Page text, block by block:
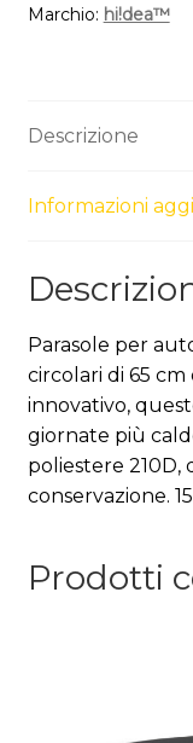
Marchio: hi!dea™
Descrizione
Informazioni
Parasole per
circolari di 65
innovativo,
giornate più
poliestere
conservazione.
Prodotti